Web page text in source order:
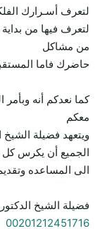
لتعرف أسـرارك
لتعرف فيها من
من مشاكل
حاضرك فاما
كما نعدكم أنه
معكم
ويتعهد فضيلة الشيخ
الجميع أن يكرس كل
الى المساعده
فضيلة الشيخ
00201212451716